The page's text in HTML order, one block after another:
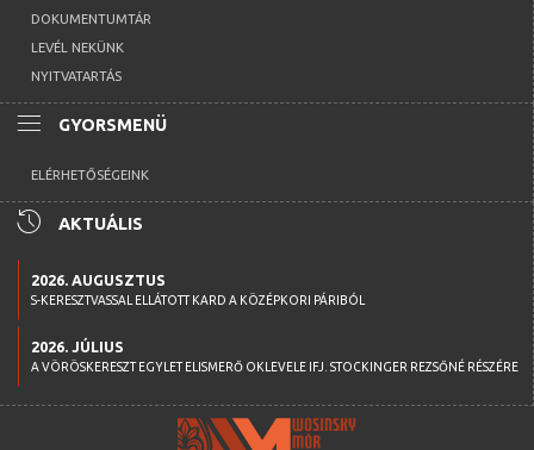
DOKUMENTUMTÁR
LEVÉL NEKÜNK
NYITVATARTÁS
menu GYORSMENÜ
ELÉRHETŐSÉGEINK
history AKTUÁLIS
2026. AUGUSZTUS
S-KERESZTVASSAL ELLÁTOTT KARD A KÖZÉPKORI PÁRIBÓL
2026. JÚLIUS
A VÖRÖSKERESZT EGYLET ELISMERŐ OKLEVELE IFJ. STOCKINGER REZSŐNÉ RÉSZÉRE